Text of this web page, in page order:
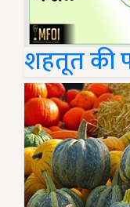
शहतूत की